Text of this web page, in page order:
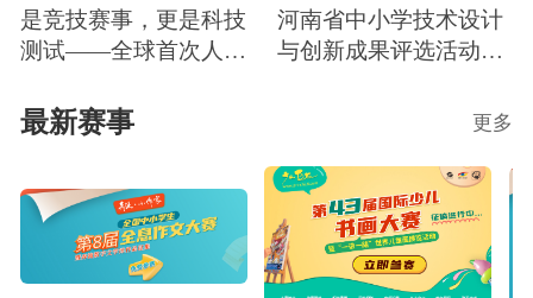
是竞技赛事，更是科技
测试——全球首次人机
河南省中小学技术设计
与创新成果评选活动圆
最新赛事 更多